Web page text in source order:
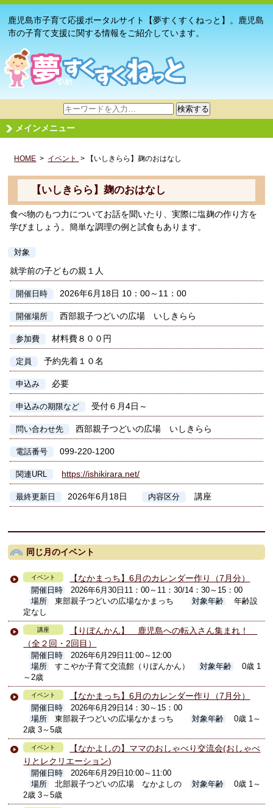
鹿児島市子育て応援ポータルサイト【夢すくすくねっと】。鹿児島
市の子育て支援に関する情報をご紹介しています。
サ
イ
ト
検
検索する
メインメニュー
HOME > イベント > 【いしきらら】麹のおはなし
【いしきらら】麹のおはなし
食べ物のもつ力についてお話を聞いたり、実際に塩麹の作り方を
学びましょう。簡単な調理の例と試食もあります。
対象
就学前の子どもの親１人
開催日時 2026年6月18日 10：00～11：00
開催場所 西部親子つどいの広場 いしきらら
参加費 材料費８００円
定員 予約先着１０名
申込み 必要
申込みの期限など 受付６月4日～
問い合わせ先 西部親子つどいの広場 いしきらら
電話番号 099-220-1200
関連URL https://ishikirara.net/
最終更新日 2026年6月18日 内容区分 講座
同じ月のイベント
イベント 【なかまっち】6月のカレンダー作り（7月分）
開催日時
2026年6月30日11：00～11：30/14：30～15：00
場所
東部親子つどいの広場なかまっち 対象年齢
年齢設
定なし
講座
【りぼんかん】 鹿児島への転入さん集まれ！
（全２回・2回目）
開催日時
2026年6月29日11:00～12:00
場所
すこやか子育て交流館（りぼんかん） 対象年齢
0歳 1
～2歳
イベント 【なかまっち】6月のカレンダー作り（7月分）
開催日時
2026年6月29日14：30～15：00
場所
東部親子つどいの広場なかまっち 対象年齢
0歳 1～
2歳 3～5歳
イベント
【なかよしの】ママのおしゃべり交流会(おしゃべ
りとレクリエーション)
開催日時
2026年6月29日10:00～11:00
場所
北部親子つどいの広場 なかよしの 対象年齢
0歳 1～
2歳 3～5歳